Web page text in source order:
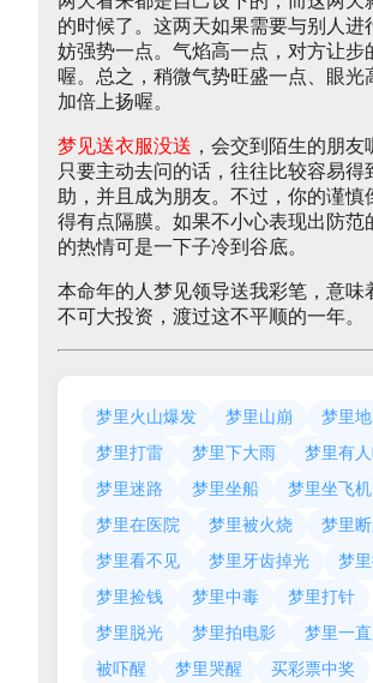
的时候了。这两天如果需要与别人进
妨强势一点。气焰高一点，对方让步
喔。总之，稍微气势旺盛一点、眼光
加倍上扬喔。
梦见送衣服没送 ，会交到陌生的朋
只要主动去问的话，往往比较容易得
助，并且成为朋友。不过，你的谨慎
得有点隔膜。如果不小心表现出防范
的热情可是一下子冷到谷底。
本命年的人梦见领导送我彩笔，意味
不可大投资，渡过这不平顺的一年。
梦里火山爆发 梦里山崩
梦里
梦里打雷
梦里下大雨
梦里有
梦里迷路
梦里坐船
梦里坐飞机
梦里在医院
梦里被火烧
梦里
梦里看不见
梦里牙齿掉光
梦
梦里捡钱
梦里中毒
梦里打针
梦里脱光
梦里拍电影
梦里一
被吓醒
梦里哭醒 买彩票中奖